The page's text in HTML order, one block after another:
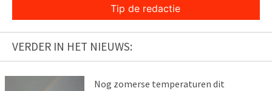
Tip de redactie
VERDER IN HET NIEUWS:
Nog zomerse temperaturen dit